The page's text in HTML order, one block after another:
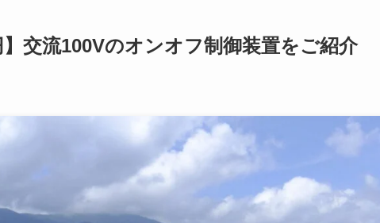
】交流100Vのオンオフ制御装置をご紹介